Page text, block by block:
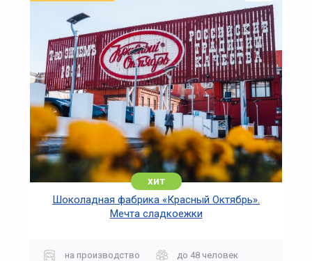
хит
Шоколадная фабрика «Красный Октябрь».
Мечта сладкоежки
на производство
до 48 человек